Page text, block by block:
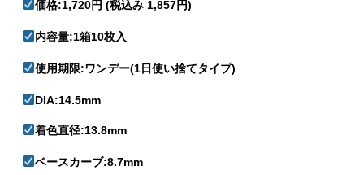
価格:1,720円 (税込み 1,857円)
内容量:1箱10枚入
使用期限:ワンデー(1日使い捨てタイプ)
DIA:14.5mm
着色直径:13.8mm
ベースカーブ:8.7mm